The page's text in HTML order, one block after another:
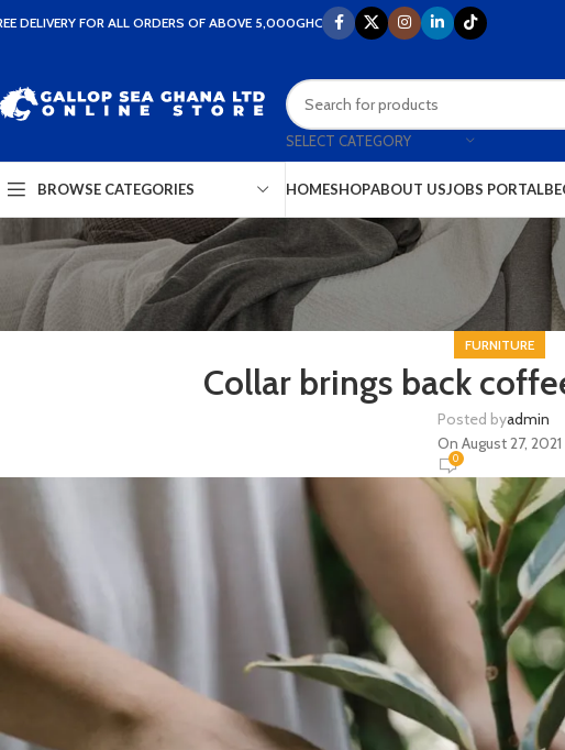
DELIVERY FOR ALL ORDERS OF ABOVE 5,000GHC
SELECT CATEGORY
BROWSE CATEGORIES HOMESHOPABOUT USJOBS PORTAL
FURNITURE
Collar brings back
Posted byadmin
On August 27, 2021
0